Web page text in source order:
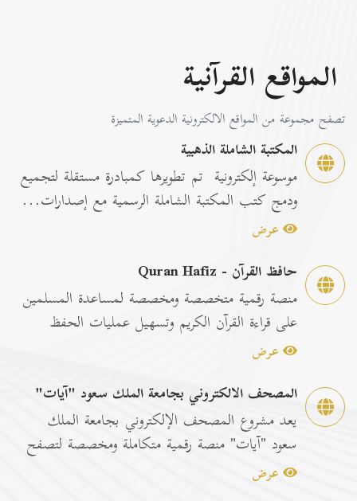
المواقع القرآنية
تصفح مجموعة من المواقع الالكترونية الدعوية المتميزة
المكتبة الشاملة الذهبية
موسوعة إلكترونية تم تطويرها كمبادرة مستقلة لتجميع
ودمج كتب المكتبة الشاملة الرسمية مع إصدارات...
عرض
حافظ القرآن - Quran Hafiz
منصة رقمية متخصصة ومخصصة لمساعدة المسلمين
على قراءة القرآن الكريم وتسهيل عمليات الحفظ
والمراجعة عبر...
عرض
المصحف الالكتروني بجامعة الملك سعود "آيات"
يعد مشروع المصحف الإلكتروني بجامعة الملك
سعود "آيات" منصة رقمية متكاملة ومخصصة لتصفح
وقراءة القرآن ا...
عرض